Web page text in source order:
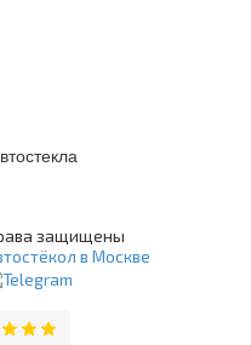
защищены
в Москве